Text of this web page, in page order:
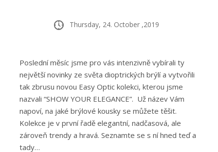
Thursday, 24. October ,2019
Poslední měsíc jsme pro vás intenzivně vybírali ty
největší novinky ze světa dioptrických brýlí a vytvořili
tak zbrusu novou Easy Optic kolekci, kterou jsme
nazvali “SHOW YOUR ELEGANCE”. Už název Vám
napoví, na jaké brýlové kousky se můžete těšit.
Kolekce je v první řadě elegantní, nadčasová, ale
zároveň trendy a hravá. Seznamte se s ní hned teď a
tady…